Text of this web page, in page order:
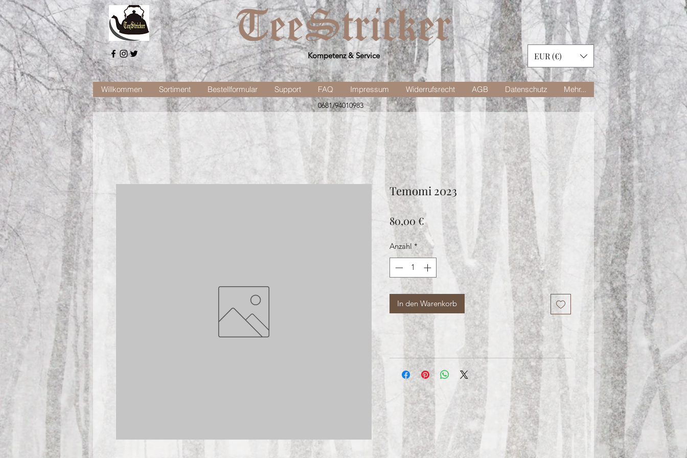
Kompetenz & Service EUR (€)
Willkommen Sortiment Bestellformular Support FAQ Impressum Widerrufsrecht AGB Datenschutz Mehr...
0681/94010983
Temomi 2023
80,00 €Preis
Anzahl *
In den Warenkorb